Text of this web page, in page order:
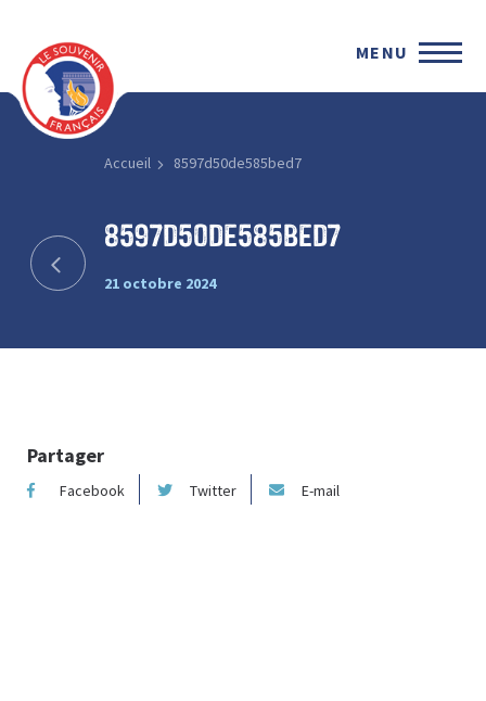
MENU
Accueil 8597d50de585bed7
8597d50de585bed7
21 octobre 2024
Partager
Facebook Twitter E-mail